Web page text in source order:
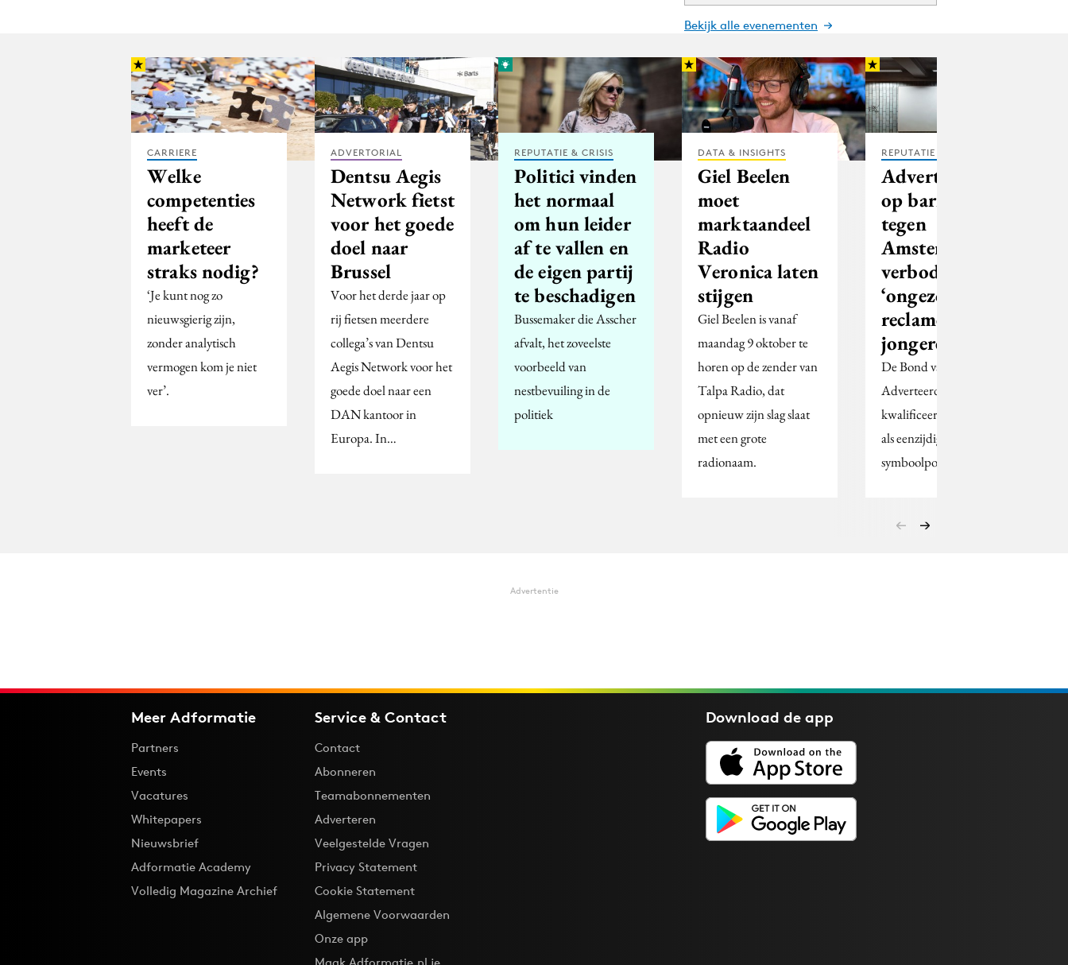
Bekijk alle evenementen
CARRIERE
Welke
competenties
heeft de
marketeer
straks nodig?
‘Je kunt nog zo
nieuwsgierig zijn,
zonder analytisch
vermogen kom je niet
ver’.
ADVERTORIAL
Dentsu Aegis
Network fietst
voor het goede
doel naar
Brussel
Voor het derde jaar op
rij fietsen meerdere
collega’s van Dentsu
Aegis Network voor het
goede doel naar een
DAN kantoor in
Europa. In…
REPUTATIE & CRISIS
Politici vinden
het normaal
om hun leider
af te vallen en
de eigen partij
te beschadigen
Bussemaker die Asscher
afvalt, het zoveelste
voorbeeld van
nestbevuiling in de
politiek
DATA & INSIGHTS
Giel Beelen
moet
marktaandeel
Radio
Veronica laten
stijgen
Giel Beelen is vanaf
maandag 9 oktober te
horen op de zender van
Talpa Radio, dat
opnieuw zijn slag slaat
met een grote
radionaam.
REPUTATIE & CRISIS
Adverteerders
op barricade
tegen
Amsterdams
verbod op
‘ongezonde
reclame voor
jongeren’
De Bond van
Adverteerders
kwalificeert het verbod
als eenzijdige
symboolpolitiek.
Advertentie
Meer Adformatie
Partners
Events
Vacatures
Whitepapers
Nieuwsbrief
Adformatie Academy
Volledig Magazine Archief
Service & Contact
Contact
Abonneren
Teamabonnementen
Adverteren
Veelgestelde Vragen
Privacy Statement
Cookie Statement
Algemene Voorwaarden
Onze app
Download deapp